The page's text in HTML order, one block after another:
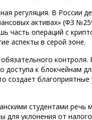
регуляция. В России
активах» (ФЗ
часть операций с
аспекты в серой зоне.
контроля.
доступа к блокчейнам
создает благоприятные
студентами речь
для уклонения от